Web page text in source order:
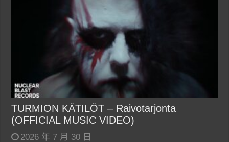
TURMION KÄTILÖT – Raivotarjonta
(OFFICIAL MUSIC VIDEO)
2026 年 7 月 30 日